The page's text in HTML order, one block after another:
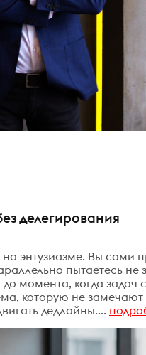
делегирования
энтузиазме. Вы сами
пытаетесь не
момента, когда задач
которую не
дедлайны....